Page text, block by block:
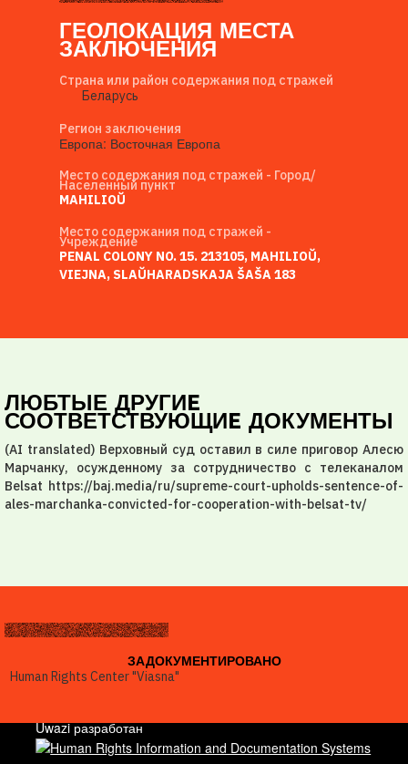
ГЕОЛОКАЦИЯ МЕСТА
ЗАКЛЮЧЕНИЯ
Страна или район содержания под стражей
Беларусь
Регион заключения
Европа: Восточная Европа
Место содержания под стражей - Город/
Населенный пункт
MAHILIOŬ
Место содержания под стражей -
Учреждение
PENAL COLONY NO. 15. 213105, MAHILIOŬ,
VIEJNA, SLAŬHARADSKAJA ŠAŠA 183
ЛЮБТЫЕ ДРУГИE
СООТВЕТСТВУЮЩИE ДОКУМЕНТЫ
(AI translated) Верховный суд оставил в силе приговор Алесю
Марчанку, осужденному за сотрудничество с телеканалом
Belsat https://baj.media/ru/supreme-court-upholds-sentence-of-
ales-marchanka-convicted-for-cooperation-with-belsat-tv/
ЗАДОКУМЕНТИРОВАНО
Human Rights Center "Viasna"
Uwazi разработан